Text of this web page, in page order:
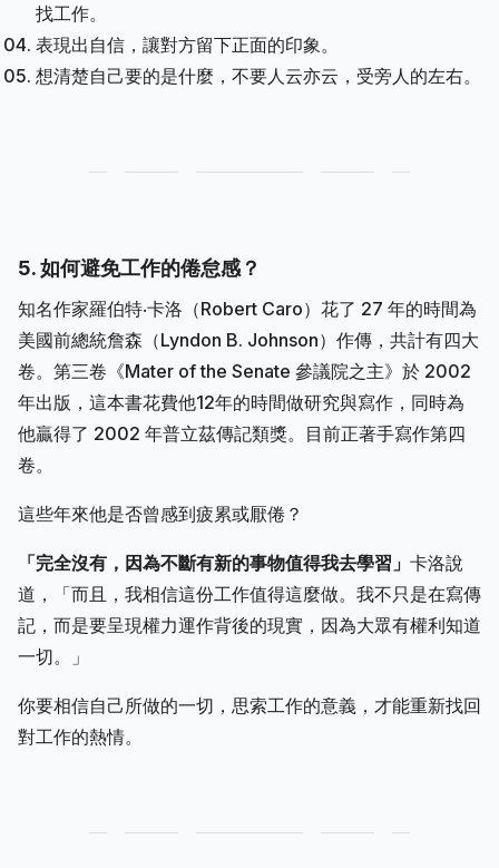
找工作。
表現出自信，讓對方留下正面的印象。
想清楚自己要的是什麼，不要人云亦云，受旁人的左右。
5. 如何避免工作的倦怠感？
知名作家羅伯特‧卡洛（Robert Caro）花了 27 年的時間為
美國前總統詹森（Lyndon B. Johnson）作傳，共計有四大
卷。第三卷《Mater of the Senate 參議院之主》於 2002
年出版，這本書花費他12年的時間做研究與寫作，同時為
他贏得了 2002 年普立茲傳記類獎。目前正著手寫作第四
卷。
這些年來他是否曾感到疲累或厭倦？
「完全沒有，因為不斷有新的事物值得我去學習」 卡洛說
道，「而且，我相信這份工作值得這麼做。我不只是在寫傳
記，而是要呈現權力運作背後的現實，因為大眾有權利知道
一切。」
你要相信自己所做的一切，思索工作的意義，才能重新找回
對工作的熱情。